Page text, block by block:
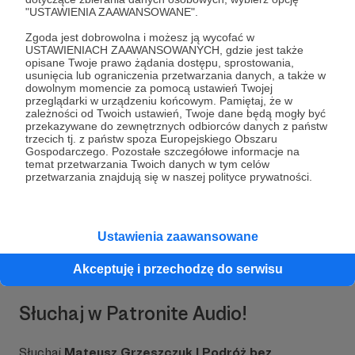
"USTAWIENIA ZAAWANSOWANE".
Zgoda jest dobrowolna i możesz ją wycofać w
USTAWIENIACH ZAAWANSOWANYCH, gdzie jest także
opisane Twoje prawo żądania dostępu, sprostowania,
usunięcia lub ograniczenia przetwarzania danych, a także w
dowolnym momencie za pomocą ustawień Twojej
przeglądarki w urządzeniu końcowym. Pamiętaj, że w
zależności od Twoich ustawień, Twoje dane będą mogły być
przekazywane do zewnętrznych odbiorców danych z państw
trzecich tj. z państw spoza Europejskiego Obszaru
Gospodarczego. Pozostałe szczegółowe informacje na
temat przetwarzania Twoich danych w tym celów
przetwarzania znajdują się w naszej polityce prywatności.
Ustawienia zaawansowane
Akceptuję i przechodzę do serwisu
rowerem.
Podcast"Podróż bez Paszportu"powstał w
październiku 2020 roku. Efekt swoich
zainteresowań stosunkami międzynarodowymi,
historią czy geopolityką - przełożyłem na dźwięki
audycji.Dziś to społeczność kilkudziesięciu
tysięcy osób, którzy chcą o świecie wiedzieć
więcej. I to chybadobrze,bo przecież
przekonujemy się każdego dnia, że to, co dzieje
się poza naszymi granicami, ma ogromny wpływ
Rozwiń opis
Słuchaj w Patronite Audio!